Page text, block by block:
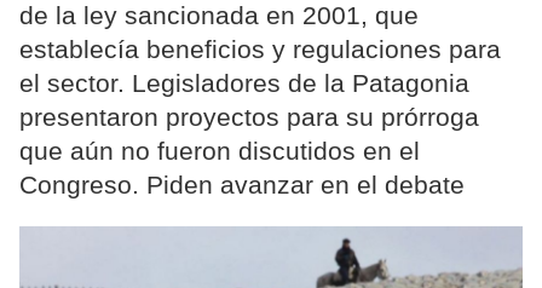
de la ley sancionada en 2001, que
establecía beneficios y regulaciones para
el sector. Legisladores de la Patagonia
presentaron proyectos para su prórroga
que aún no fueron discutidos en el
Congreso. Piden avanzar en el debate